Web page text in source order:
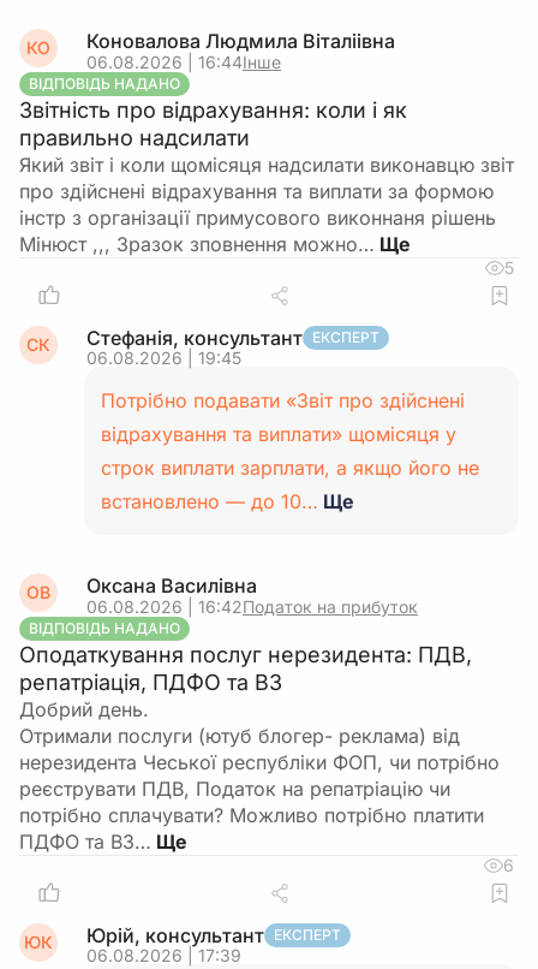
КО Коновалова Людмила Віталіівна
06.08.2026 | 16:44Інше
ВІДПОВІДЬ НАДАНО
Звітність про відрахування: коли і як
правильно надсилати
Який звіт і коли щомісяця надсилати виконавцю звіт
про здійснені відрахування та виплати за формою
інстр з організації примусового виконнаня рішень
Мінюст ,,, Зразок зповнення можно…
5
СК Стефанія, консультант ЕКСПЕРТ
06.08.2026 | 19:45
Потрібно подавати «Звіт про здійснені
відрахування та виплати» щомісяця у
строк виплати зарплати, а якщо його не
встановлено — до 10… Ще
ОВ Оксана Василівна
06.08.2026 | 16:42Податок на прибуток
ВІДПОВІДЬ НАДАНО
Оподаткування послуг нерезидента: ПДВ,
репатріація, ПДФО та ВЗ
Добрий день.
Отримали послуги (ютуб блогер- реклама) від
нерезидента Чеської республіки ФОП, чи потрібно
реєструвати ПДВ, Податок на репатріацію чи
потрібно сплачувати? Можливо потрібно платити
ПДФО та ВЗ…
6
ЮК Юрій, консультант ЕКСПЕРТ
06.08.2026 | 17:39